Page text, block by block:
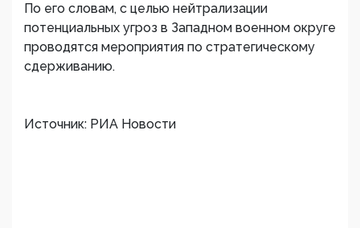
По его словам, с целью нейтрализации
потенциальных угроз в Западном военном округе
проводятся мероприятия по стратегическому
сдерживанию.
Источник: РИА Новости